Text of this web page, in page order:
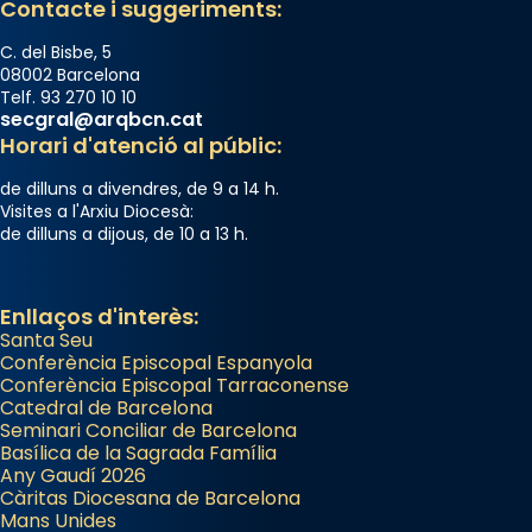
Photo
View on Facebook Share
Arquebisbat de Barcelona
2 weeks ago
Memòria de les santes Juliana i
Acompanyant la història de sant Cugat, a
partir de l’Edat Mitjana sorgeix la tradició
que les santes Juliana (“relatiu a Júlia”) i
Semproniana (“relatiu a Semprònia =
eterna”) són deixebles seves. I l’any 1667, el
frare Joan Gaspar Roig, afirma en una obra
que les santes són filles de l’antiga Iluro.
Mataró en reivindicarà les relíquies fins que
Contacte i suggeriments:
C. del Bisbe, 5
08002 Barcelona
Telf. 93 270 10 10
secgral@arqbcn.cat
Horari d'atenció al públic:
de dilluns a divendres, de 9 a 14 h.
Visites a l'Arxiu Diocesà:
de dilluns a dijous, de 10 a 13 h.
Enllaços d'interès:
Santa Seu
Conferència Episcopal Espanyola
Conferència Episcopal Tarraconense
Catedral de Barcelona
Seminari Conciliar de Barcelona
Basílica de la Sagrada Família
Any Gaudí 2026
Càritas Diocesana de Barcelona
Mans Unides